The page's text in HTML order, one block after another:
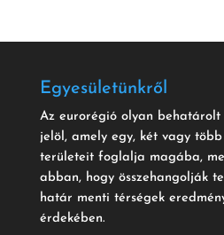
Egyesületünkről
Az eurorégió olyan
jelöl, amely egy, két vagy
területeit foglalja magába,
abban, hogy összehangolják
határ menti térségek
érdekében.